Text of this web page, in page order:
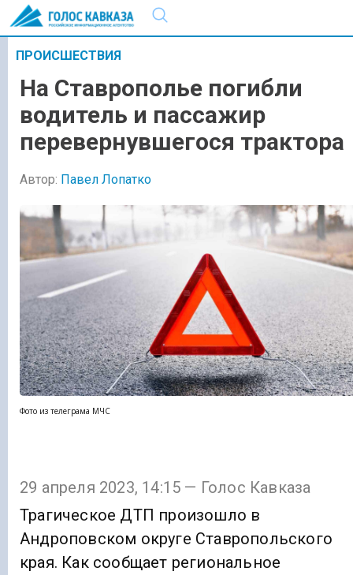
ПРОИСШЕСТВИЯ
На Ставрополье погибли
водитель и пассажир
перевернувшегося трактора
Автор: Павел Лопатко
Фото из телеграма МЧС
29 апреля 2023, 14:15 — Голос Кавказа
Трагическое ДТП произошло в
Андроповском округе Ставропольского
края. Как сообщает региональное